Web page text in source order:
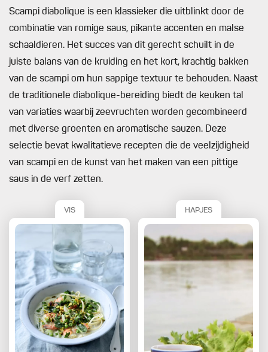
Scampi diabolique is een klassieker die uitblinkt door de
combinatie van romige saus, pikante accenten en malse
schaaldieren. Het succes van dit gerecht schuilt in de
juiste balans van de kruiding en het kort, krachtig bakken
van de scampi om hun sappige textuur te behouden. Naast
de traditionele diabolique-bereiding biedt de keuken tal
van variaties waarbij zeevruchten worden gecombineerd
met diverse groenten en aromatische sauzen. Deze
selectie bevat kwalitatieve recepten die de veelzijdigheid
van scampi en de kunst van het maken van een pittige
saus in de verf zetten.
VIS HAPJES